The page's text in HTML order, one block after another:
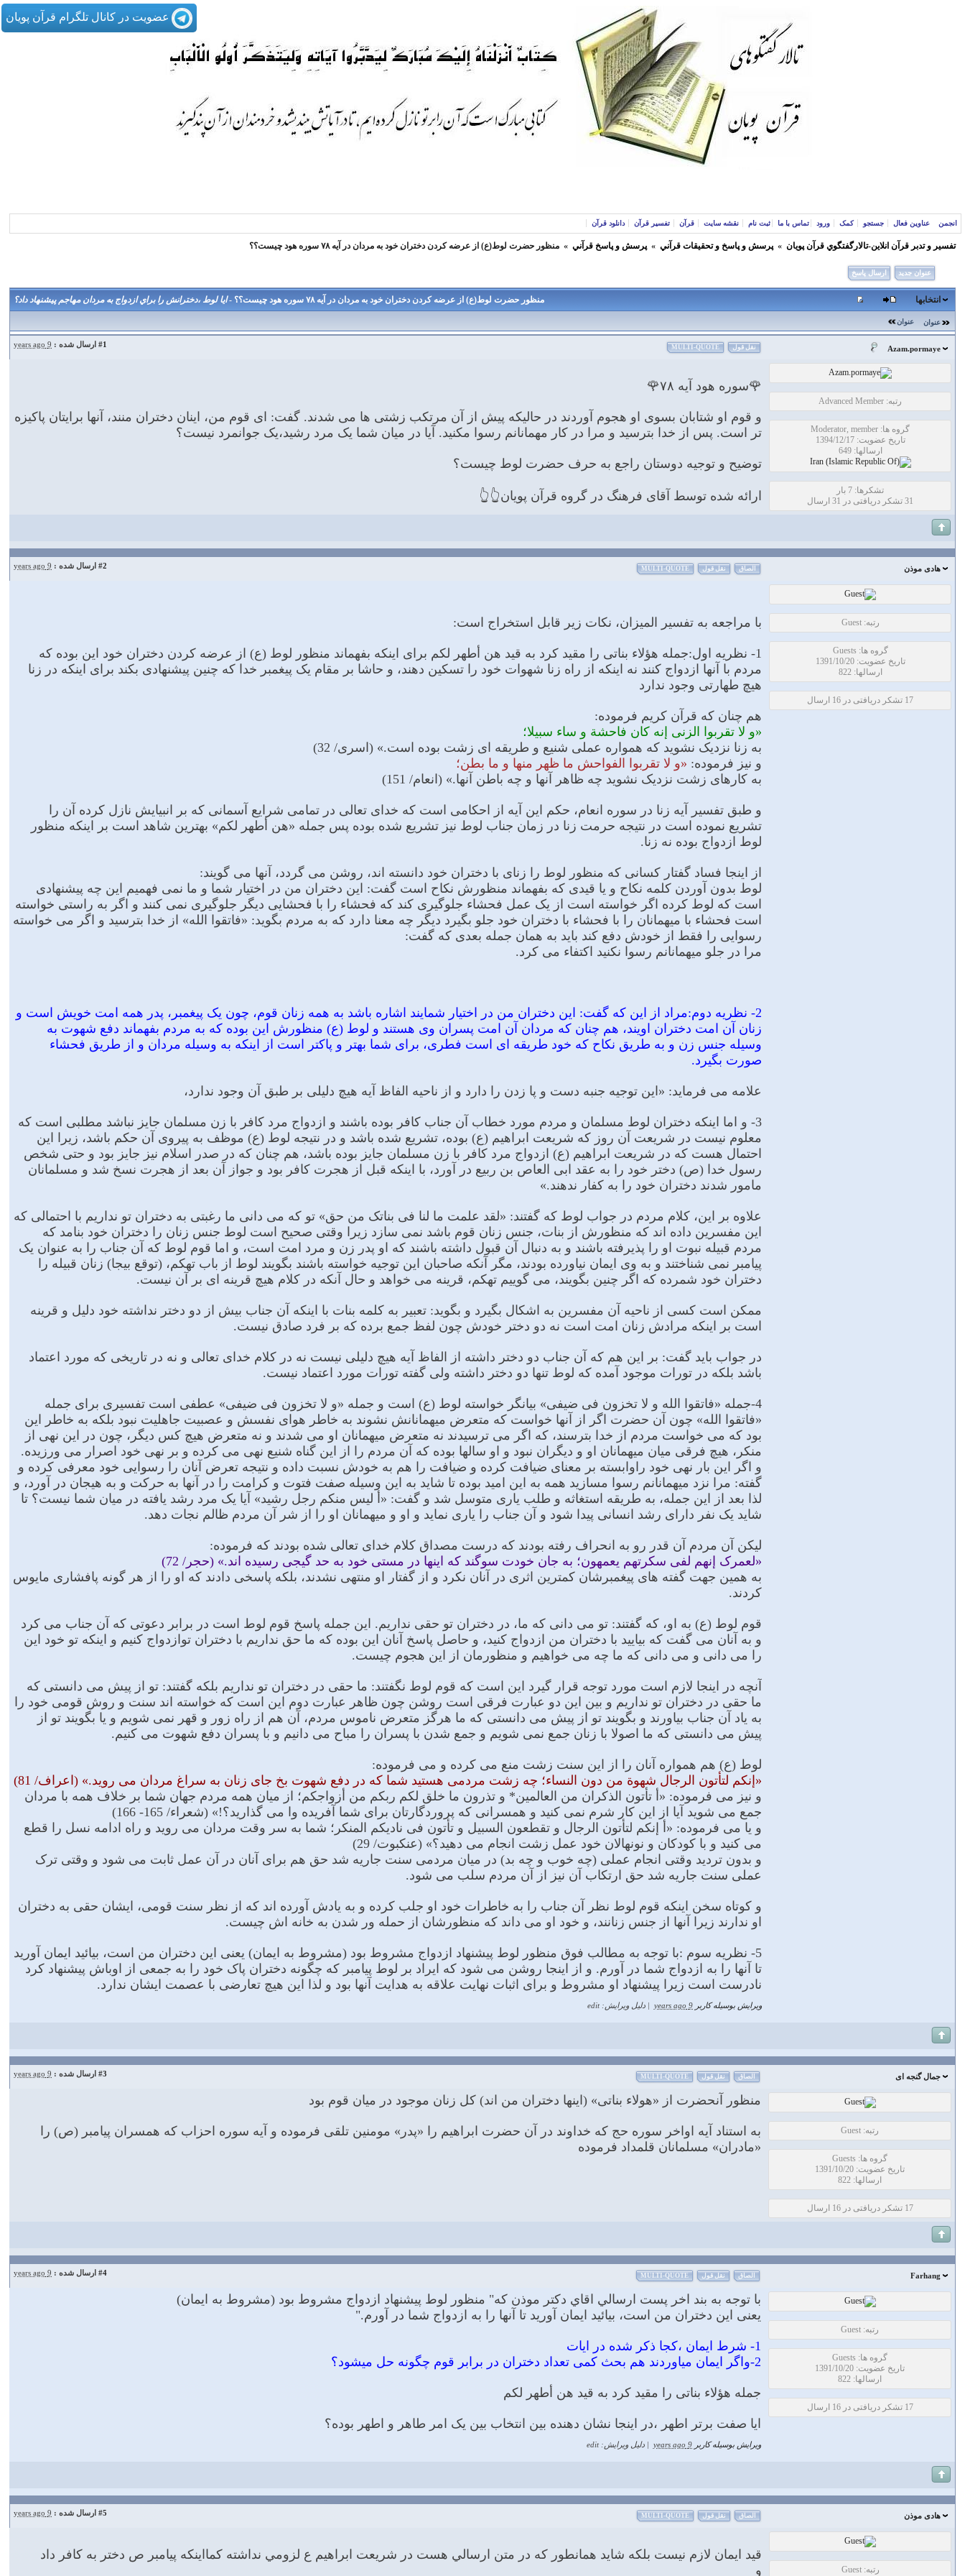
عضویت در کانال تلگرام قرآن پویان
انجمن عناوین فعال جستجو کمک ورود تماس با ما ثبت نام نقشه سایت قرآن تفسیر قرآن دانلود قرآن
تفسير و‌ تدبر قرآن انلاين-تالارگفتگوي قرآن پویان » پرسش و پاسخ و تحقيقات قرآني » پرسش و پاسخ قرآني » منظور حضرت لوط(ع) از عرضه کردن دختران خود به مردان در آیه ۷۸ سوره هود چیست؟؟
عنوان جدید ارسال پاسخ
منظور حضرت لوط(ع) از عرضه کردن دختران خود به مردان در آیه ۷۸ سوره هود چیست؟؟ - ايا لوط ،دخترانش را براي ازدواج به مردان مهاجم پيشنهاد داد؟ انتخابها
عنوان عنوان
Azam.pormaye
#1 ارسال شده : 9 years ago نقل قول MULTI-QUOTE
رتبه: Advanced Member
گروه ها: Moderator, member
تاریخ عضویت: 1394/12/17
ارسالها: 649
تشکرها: 7 بار
31 تشکر دریافتی در 31 ارسال
🌹سوره هود آیه ۷۸🌹
و قوم او شتابان بسوی او هجوم آوردند در حالیکه پیش از آن مرتکب زشتی ها می شدند. گفت: ای قوم من، اینان دختران منند، آنها برایتان پاکیزه
تر است. پس از خدا بترسید و مرا در کار مهمانانم رسوا مکنید. آیا در میان شما یک مرد رشید،یک جوانمرد نیست؟
توضیح و توجیه دوستان راجع به حرف حضرت لوط چیست؟
ارائه شده توسط آقای فرهنگ در گروه قرآن پویان👆👆
هادی موذن #2 ارسال شده : 9 years ago الصاق نقل قول MULTI-QUOTE
رتبه: Guest
گروه ها: Guests
تاریخ عضویت: 1391/10/20
ارسالها: 822
17 تشکر دریافتی در 16 ارسال
با مراجعه به تفسير الميزان، نكات زير قابل استخراج است:
1- نظريه اول:جمله هؤلاء بناتی را مقید کرد به قید هن أطهر لکم براى اینکه بفهماند منظور لوط (ع) از عرضه کردن دختران خود این بوده که
مردم با آنها ازدواج کنند نه اینکه از راه زنا شهوات خود را تسکین دهند، و حاشا بر مقام یک پیغمبر خدا که چنین پیشنهادى بکند براى اینکه در زنا
هیچ طهارتى وجود ندارد
هم چنان که قرآن کریم فرموده:
«و لا تقربوا الزنى إنه کان فاحشة و ساء سبیلا؛
به زنا نزدیک نشوید که همواره عملى شنیع و طریقه اى زشت بوده است.» (اسرى/ 32)
و نیز فرموده: «و لا تقربوا الفواحش ما ظهر منها و ما بطن؛
به کارهاى زشت نزدیک نشوید چه ظاهر آنها و چه باطن آنها.» (انعام/ 151)
و طبق تفسیر آیه زنا در سوره انعام، حکم این آیه از احکامى است که خداى تعالى در تمامى شرایع آسمانى که بر انبیایش نازل کرده آن را
تشریع نموده است در نتیجه حرمت زنا در زمان جناب لوط نیز تشریع شده بوده پس جمله «هن أطهر لکم» بهترین شاهد است بر اینکه منظور
لوط ازدواج بوده نه زنا.
از اینجا فساد گفتار کسانی که منظور لوط را زناى با دختران خود دانسته اند، روشن مى گردد، آنها می گویند:
لوط بدون آوردن کلمه نکاح و یا قیدى که بفهماند منظورش نکاح است گفت: این دختران من در اختیار شما و ما نمى فهمیم این چه پیشنهادى
است که لوط کرده اگر خواسته است از یک عمل فحشاء جلوگیرى کند که فحشاء را با فحشایى دیگر جلوگیرى نمى کنند و اگر به راستى خواسته
است فحشاء با میهمانان را با فحشاء با دختران خود جلو بگیرد دیگر چه معنا دارد که به مردم بگوید: «فاتقوا الله» از خدا بترسید و اگر مى خواسته
رسوایى را فقط از خودش دفع کند باید به همان جمله بعدى که گفت:
مرا در جلو میهمانانم رسوا نکنید اکتفاء مى کرد.
2- نظريه دوم:مراد از این که گفت: این دختران من در اختیار شمایند اشاره باشد به همه زنان قوم، چون یک پیغمبر، پدر همه امت خویش است و
زنان آن امت دختران اویند، هم چنان که مردان آن امت پسران وى هستند و لوط (ع) منظورش این بوده که به مردم بفهماند دفع شهوت به
وسیله جنس زن و به طریق نکاح که خود طریقه اى است فطرى، براى شما بهتر و پاکتر است از اینکه به وسیله مردان و از طریق فحشاء
صورت بگیرد.
علامه می فرماید: «این توجیه جنبه دست و پا زدن را دارد و از ناحیه الفاظ آیه هیچ دلیلى بر طبق آن وجود ندارد،
3- و اما اینکه دختران لوط مسلمان و مردم مورد خطاب آن جناب کافر بوده باشند و ازدواج مرد کافر با زن مسلمان جایز نباشد مطلبى است که
معلوم نیست در شریعت آن روز که شریعت ابراهیم (ع) بوده، تشریع شده باشد و در نتیجه لوط (ع) موظف به پیروى آن حکم باشد، زیرا این
احتمال هست که در شریعت ابراهیم (ع) ازدواج مرد کافر با زن مسلمان جایز بوده باشد، هم چنان که در صدر اسلام نیز جایز بود و حتى شخص
رسول خدا (ص) دختر خود را به عقد ابى العاص بن ربیع در آورد، با اینکه قبل از هجرت کافر بود و جواز آن بعد از هجرت نسخ شد و مسلمانان
مامور شدند دختران خود را به کفار ندهند.»
علاوه بر این، کلام مردم در جواب لوط که گفتند: «لقد علمت ما لنا فی بناتک من حق» تو که مى دانى ما رغبتى به دختران تو نداریم با احتمالى که
این مفسرین داده اند که منظورش از بنات، جنس زنان قوم باشد نمى سازد زیرا وقتى صحیح است لوط جنس زنان را دختران خود بنامد که
مردم قبیله نبوت او را پذیرفته باشند و به دنبال آن قبول داشته باشند که او پدر زن و مرد امت است، و اما قوم لوط که آن جناب را به عنوان یک
پیامبر نمى شناختند و به وى ایمان نیاورده بودند، مگر آنکه صاحبان این توجیه خواسته باشند بگویند لوط از باب تهکم، (توقع بیجا) زنان قبیله را
دختران خود شمرده که اگر چنین بگویند، مى گوییم تهکم، قرینه مى خواهد و حال آنکه در کلام هیچ قرینه اى بر آن نیست.
ممکن است کسى از ناحیه آن مفسرین به اشکال بگیرد و بگوید: تعبیر به کلمه بنات با اینکه آن جناب بیش از دو دختر نداشته خود دلیل و قرینه
است بر اینکه مرادش زنان امت است نه دو دختر خودش چون لفظ جمع برده که بر فرد صادق نیست.
در جواب باید گفت: بر این هم که آن جناب دو دختر داشته از الفاظ آیه هیچ دلیلى نیست نه در کلام خداى تعالى و نه در تاریخى که مورد اعتماد
باشد بلکه در تورات موجود آمده که لوط تنها دو دختر داشته ولى گفته تورات مورد اعتماد نیست.
4-جمله «فاتقوا الله و لا تخزون فی ضیفی» بیانگر خواسته لوط (ع) است و جمله «و لا تخزون فی ضیفی» عطفى است تفسیرى براى جمله
«فاتقوا الله» چون آن حضرت اگر از آنها خواست که متعرض میهمانانش نشوند به خاطر هواى نفسش و عصبیت جاهلیت نبود بلکه به خاطر این
بود که مى خواست مردم از خدا بترسند، که اگر مى ترسیدند نه متعرض میهمانان او مى شدند و نه متعرض هیچ کس دیگر، چون در این نهى از
منکر، هیچ فرقى میان میهمانان او و دیگران نبود و او سالها بوده که آن مردم را از این گناه شنیع نهى مى کرده و بر نهى خود اصرار مى ورزیده.
و اگر این بار نهى خود راوابسته بر معناى ضیافت کرده و ضیافت را هم به خودش نسبت داده و نتیجه تعرض آنان را رسوایى خود معرفى کرده و
گفته: مرا نزد میهمانانم رسوا مسازید همه به این امید بوده تا شاید به این وسیله صفت فتوت و کرامت را در آنها به حرکت و به هیجان در آورد، و
لذا بعد از این جمله، به طریقه استغاثه و طلب یارى متوسل شد و گفت: «أ لیس منکم رجل رشید» آیا یک مرد رشد یافته در میان شما نیست؟ تا
شاید یک نفر داراى رشد انسانى پیدا شود و آن جناب را یارى نماید و او و میهمانان او را از شر آن مردم ظالم نجات دهد.
لیکن آن مردم آن قدر رو به انحراف رفته بودند که درست مصداق کلام خداى تعالى شده بودند که فرموده:
«لعمرک إنهم لفی سکرتهم یعمهون؛ به جان خودت سوگند که اینها در مستى خود به حد گیجى رسیده اند.» (حجر/ 72)
به همین جهت گفته هاى پیغمبرشان کمترین اثرى در آنان نکرد و از گفتار او منتهى نشدند، بلکه پاسخى دادند که او را از هر گونه پافشارى مایوس
کردند.
قوم لوط (ع) به او، که گفتند: تو مى دانى که ما، در دختران تو حقى نداریم. این جمله پاسخ قوم لوط است در برابر دعوتى که آن جناب مى کرد
و به آنان مى گفت که بیایید با دختران من ازدواج کنید، و حاصل پاسخ آنان این بوده که ما حق نداریم با دختران توازدواج کنیم و اینکه تو خود این
را مى دانى و مى دانى که ما چه مى خواهیم و منظورمان از این هجوم چیست.
آنچه در اینجا لازم است مورد توجه قرار گیرد این است که قوم لوط نگفتند: ما حقى در دختران تو نداریم بلکه گفتند: تو از پیش مى دانستى که
ما حقى در دختران تو نداریم و بین این دو عبارت فرقى است روشن چون ظاهر عبارت دوم این است که خواسته اند سنت و روش قومى خود را
به یاد آن جناب بیاورند و بگویند تو از پیش مى دانستى که ما هرگز متعرض ناموس مردم، آن هم از راه زور و قهر نمى شویم و یا بگویند تو از
پیش مى دانستى که ما اصولا با زنان جمع نمى شویم و جمع شدن با پسران را مباح مى دانیم و با پسران دفع شهوت مى کنیم.
لوط (ع) هم همواره آنان را از این سنت زشت منع مى کرده و مى فرموده:
«إنکم لتأتون الرجال شهوة من دون النساء؛ چه زشت مردمى هستید شما که در دفع شهوت بخ جاى زنان به سراغ مردان مى روید.» (اعراف/ 81)
و نیز مى فرموده: «أ تأتون الذکران من العالمین* و تذرون ما خلق لکم ربکم من أزواجکم؛ از میان همه مردم جهان شما بر خلاف همه با مردان
جمع مى شوید آیا از این کار شرم نمى کنید و همسرانى که پروردگارتان براى شما آفریده وا مى گذارید؟!» (شعراء/ 165- 166)
و یا مى فرموده: «أ إنکم لتأتون الرجال و تقطعون السبیل و تأتون فی نادیکم المنکر؛ شما به سر وقت مردان مى روید و راه ادامه نسل را قطع
مى کنید و با کودکان و نونهالان خود عمل زشت انجام مى دهید؟» (عنکبوت/ 29)
و بدون تردید وقتى انجام عملى (چه خوب و چه بد) در میان مردمى سنت جاریه شد حق هم براى آنان در آن عمل ثابت مى شود و وقتى ترک
عملى سنت جاریه شد حق ارتکاب آن نیز از آن مردم سلب مى شود.
و کوتاه سخن اینکه قوم لوط نظر آن جناب را به خاطرات خود او جلب کرده و به یادش آورده اند که از نظر سنت قومى، ایشان حقى به دختران
او ندارند زیرا آنها از جنس زنانند، و خود او مى داند که منظورشان از حمله ور شدن به خانه اش چیست.
5- نظريه سوم :با توجه به مطالب فوق منظور لوط پیشنهاد ازدواج مشروط بود (مشروط به ایمان) یعنى این دختران من است، بیائید ایمان آورید
تا آنها را به ازدواج شما در آورم. و از اینجا روشن مى شود که ایراد بر لوط پیامبر که چگونه دختران پاک خود را به جمعى از اوباش پیشنهاد کرد
نادرست است زیرا پیشنهاد او مشروط و براى اثبات نهایت علاقه به هدایت آنها بود و لذا این هیچ تعارضی با عصمت ایشان ندارد.
ویرایش بوسیله کاربر 9 years ago دلیل ویرایش: edit
جمال گنجه ای #3 ارسال شده : 9 years ago الصاق نقل قول MULTI-QUOTE
رتبه: Guest
گروه ها: Guests
تاریخ عضویت: 1391/10/20
ارسالها: 822
17 تشکر دریافتی در 16 ارسال
منظور آنحضرت از «هولاء بناتی» (اینها دختران من اند) کل زنان موجود در میان قوم بود
به استناد آیه اواخر سوره حج که خداوند در آن حضرت ابراهیم را «پدر» مومنین تلقی فرموده و آیه سوره احزاب که همسران پیامبر (ص) را
«مادران» مسلمانان قلمداد فرموده
Farhang
#4 ارسال شده : 9 years ago الصاق نقل قول MULTI-QUOTE
رتبه: Guest
گروه ها: Guests
تاریخ عضویت: 1391/10/20
ارسالها: 822
17 تشکر دریافتی در 16 ارسال
با توجه به بند اخر پست ارسالي اقاي دكتر موذن كه" منظور لوط پیشنهاد ازدواج مشروط بود (مشروط به ایمان)
یعنى این دختران من است، بیائید ایمان آورید تا آنها را به ازدواج شما در آورم."
1- شرط ایمان ،کجا ذکر شده در ایات
2-واگر ایمان میاوردند هم بحث کمی تعداد دختران در برابر قوم چگونه حل میشود؟
جمله هؤلاء بناتی را مقید کرد به قید هن أطهر لکم
ایا صفت برتر اطهر ،در اینجا نشان دهنده بین انتخاب بین یک امر طاهر و اطهر بوده؟
ویرایش بوسیله کاربر 9 years ago دلیل ویرایش: edit
هادی موذن #5 ارسال شده : 9 years ago الصاق نقل قول MULTI-QUOTE
رتبه: Guest
قيد ايمان لازم نيست بلكه شايد همانطور كه در متن ارسالي هست در شريعت ابراهيم ع لزومي نداشته كمااينكه پيامبر ص دختر به كافر داد
و